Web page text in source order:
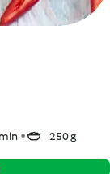
250 g